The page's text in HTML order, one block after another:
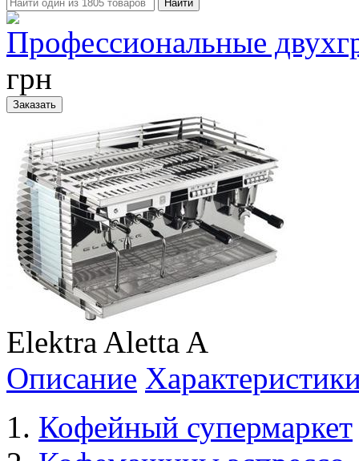
Профессиональные
грн
Заказать
Elektra Aletta A
Описание
Кофейный супермаркет